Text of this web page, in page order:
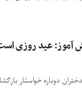
آموز: عید روزی
دوباره خواستار